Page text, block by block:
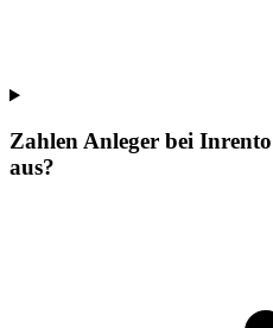
Zahlen Anleger bei
aus?